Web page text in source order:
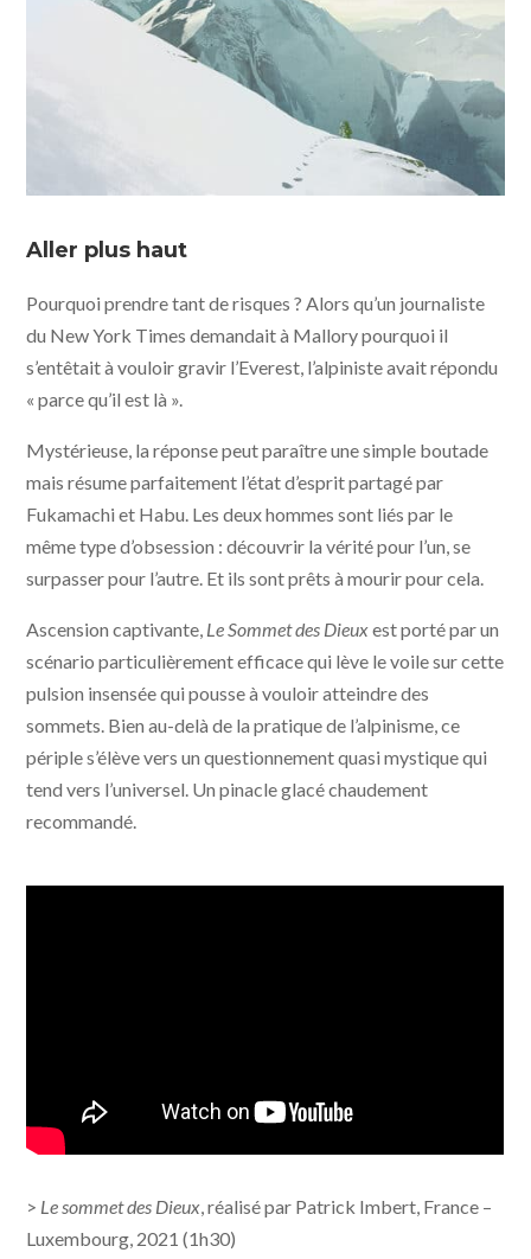
/ Mélusine Productions / France 3 Cinéma / AuRA
Aller plus haut
Pourquoi prendre tant de risques ? Alors qu’un journaliste
du New York Times demandait à Mallory pourquoi il
s’entêtait à vouloir gravir l’Everest, l’alpiniste avait répondu
« parce qu’il est là ».
Mystérieuse, la réponse peut paraître une simple boutade
mais résume parfaitement l’état d’esprit partagé par
Fukamachi et Habu. Les deux hommes sont liés par le
même type d’obsession : découvrir la vérité pour l’un, se
surpasser pour l’autre. Et ils sont prêts à mourir pour cela.
Ascension captivante, Le Sommet des Dieuxest porté par un
scénario particulièrement efficace qui lève le voile sur cette
pulsion insensée qui pousse à vouloir atteindre des
sommets. Bien au-delà de la pratique de l’alpinisme, ce
périple s’élève vers un questionnement quasi mystique qui
tend vers l’universel. Un pinacle glacé chaudement
recommandé.
> Le sommet des Dieux, réalisé par Patrick Imbert, France –
Luxembourg, 2021 (1h30)